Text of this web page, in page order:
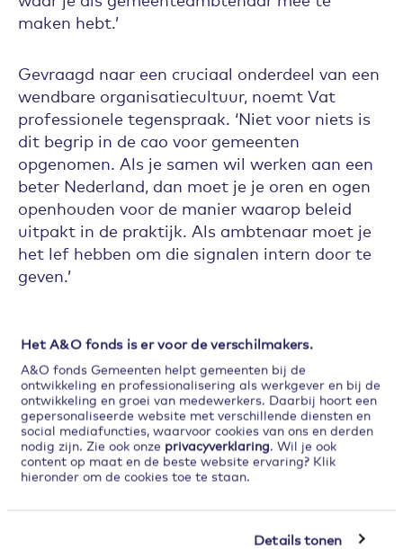
Het A&O fonds is er voor de verschilmakers.
A&O fonds Gemeenten helpt gemeenten bij de
ontwikkeling en professionalisering als werkgever en bij de
ontwikkeling en groei van medewerkers. Daarbij hoort een
gepersonaliseerde website met verschillende diensten en
social mediafuncties, waarvoor cookies van ons en derden
nodig zijn. Zie ook onze privacyverklaring. Wil je ook
content op maat en de beste website ervaring? Klik
hieronder om de cookies toe te staan.
Details tonen
maken hebt.’
Gevraagd naar een cruciaal onderdeel van een
wendbare organisatiecultuur, noemt Vat
professionele tegenspraak. ‘Niet voor niets is
dit begrip in de cao voor gemeenten
opgenomen. Als je samen wil werken aan een
beter Nederland, dan moet je je oren en ogen
openhouden voor de manier waarop beleid
uitpakt in de praktijk. Als ambtenaar moet je
het lef hebben om die signalen intern door te
geven.’